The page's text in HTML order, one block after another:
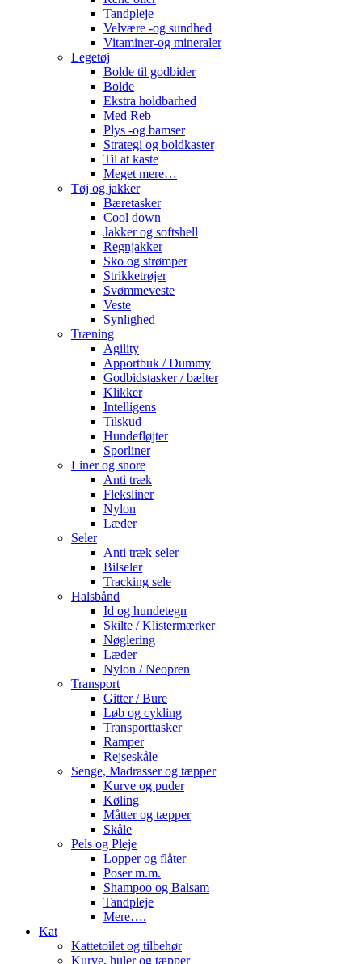
Tandpleje
Velvære -og sundhed
Vitaminer-og mineraler
Legetøj
Bolde til godbider
Bolde
Ekstra holdbarhed
Med Reb
Plys -og bamser
Strategi og boldkaster
Til at kaste
Meget mere…
Tøj og jakker
Bæretasker
Cool down
Jakker og softshell
Regnjakker
Sko og strømper
Strikketrøjer
Svømmeveste
Veste
Synlighed
Træning
Agility
Apportbuk / Dummy
Godbidstasker / bælter
Klikker
Intelligens
Tilskud
Hundefløjter
Sporliner
Liner og snore
Anti træk
Fleksliner
Nylon
Læder
Seler
Anti træk seler
Bilseler
Tracking sele
Halsbånd
Id og hundetegn
Skilte / Klistermærker
Nøglering
Læder
Nylon / Neopren
Transport
Gitter / Bure
Løb og cykling
Transporttasker
Ramper
Rejseskåle
Senge, Madrasser og tæpper
Kurve og puder
Køling
Måtter og tæpper
Skåle
Pels og Pleje
Lopper og flåter
Poser m.m.
Shampoo og Balsam
Tandpleje
Mere….
Kat
Kattetoilet og tilbehør
Kurve, huler og tæpper